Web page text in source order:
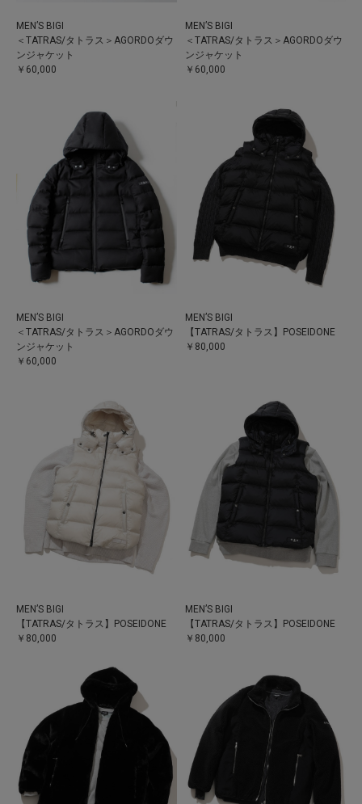
MEN’S BIGI
＜TATRAS/タトラス＞AGORDOダウ
ンジャケット
￥60,000
MEN’S BIGI
＜TATRAS/タトラス＞AGORDOダウ
ンジャケット
￥60,000
MEN’S BIGI
＜TATRAS/タトラス＞AGORDOダウ
ンジャケット
￥60,000
MEN’S BIGI
【TATRAS/タトラス】POSEIDONE
￥80,000
MEN’S BIGI
【TATRAS/タトラス】POSEIDONE
￥80,000
MEN’S BIGI
【TATRAS/タトラス】POSEIDONE
￥80,000